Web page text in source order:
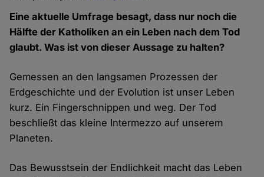
Eine aktuelle Umfrage besagt, dass nur noch die
Hälfte der Katholiken an ein Leben nach dem Tod
glaubt. Was ist von dieser Aussage zu halten?
Gemessen an den langsamen Prozessen der
Erdgeschichte und der Evolution ist unser Leben
kurz. Ein Fingerschnippen und weg. Der Tod
beschließt das kleine Intermezzo auf unserem
Planeten.
Das Bewusstsein der Endlichkeit macht das Leben